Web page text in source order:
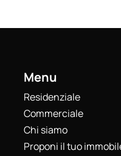
Menu
Residenziale
Commerciale
Chi siamo
Proponi il tuo